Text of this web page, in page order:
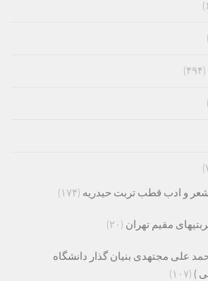
(۴۹۴)
و ادب قطب تربت حیدریه (۱۷۴)
مقیم تهران (۲۰)
علی مجتهدی بنیان گذار دانشگاه
) (۱۰۷)